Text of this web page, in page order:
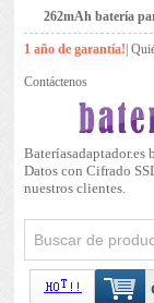
262mAh batería
1 año de garantía! |
Contáctenos
Bateríasadaptador.es
Datos con Cifrado
nuestros clientes.